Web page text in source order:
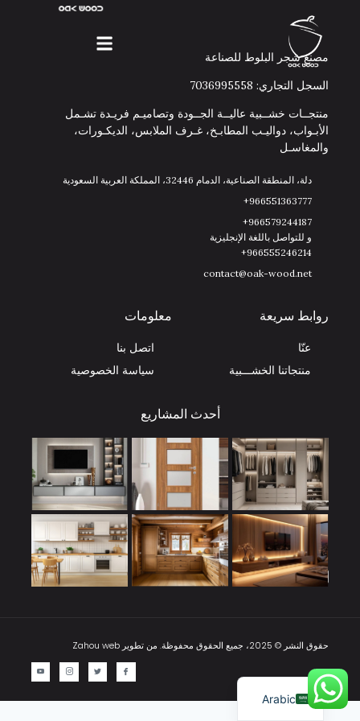
مصنع شجر البلوط للصناعة
السجل التجاري: 7036995558
منتجــات خشــبية عاليــة الجــودة وتصاميـم فريـدة تشـمل
الأبـواب، دواليـب المطابـخ، غـرف الملابس، الديكـورات،
والمغاسـل
دلة، المنطقة الصناعية، الدمام 32446، المملكة العربية السعودية
966551363777+
966579244187+
و للتواصل باللغة الإنجليزية
966555246214+
contact@oak-wood.net
روابط سريعة
عنّا
منتجاتنا الخشـــبية
معلومات
اتصل بنا
سياسة الخصوصية
أحدث المشاريع
حقوق النشر © 2025، جميع الحقوق محفوظة. من تطوير Zahou web
Arabic